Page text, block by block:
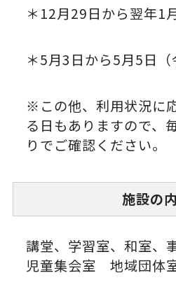
＊12月29日から翌年1
＊5月3日から5月5日（
※この他、利用状況に
る日もありますので、
りでご確認ください。
施設の
講堂、学習室、和室
児童集会室 地域団体